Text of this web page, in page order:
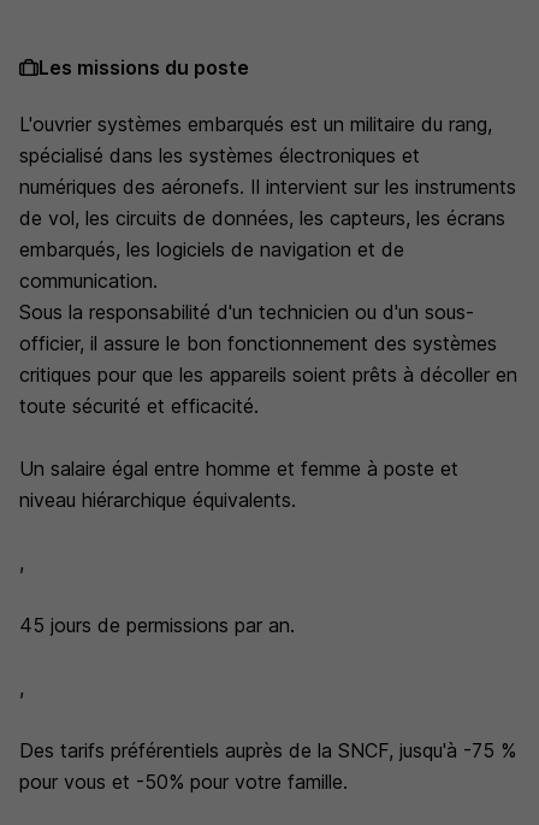
Les missions du poste
L'ouvrier systèmes embarqués est un militaire du rang,
spécialisé dans les systèmes électroniques et
numériques des aéronefs. Il intervient sur les instruments
de vol, les circuits de données, les capteurs, les écrans
embarqués, les logiciels de navigation et de
communication.
Sous la responsabilité d'un technicien ou d'un sous-
officier, il assure le bon fonctionnement des systèmes
critiques pour que les appareils soient prêts à décoller en
toute sécurité et efficacité.
Un salaire égal entre homme et femme à poste et
niveau hiérarchique équivalents.
,
45 jours de permissions par an.
,
Des tarifs préférentiels auprès de la SNCF, jusqu'à -75 %
pour vous et -50% pour votre famille.